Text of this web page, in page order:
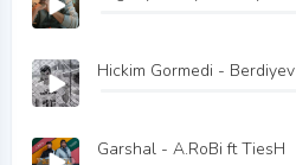
Hickim Gormedi - Berdiyev
Garshal - A.RoBi ft TiesH